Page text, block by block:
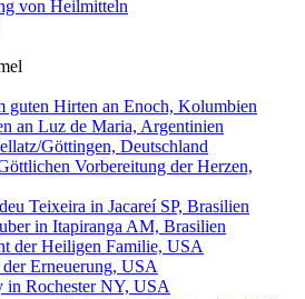
von Heilmitteln
guten Hirten an Enoch, Kolumbien
an Luz de Maria, Argentinien
Göttingen, Deutschland
Vorbereitung der Herzen,
Teixeira in Jacareí SP, Brasilien
in Itapiranga AM, Brasilien
der Heiligen Familie, USA
Erneuerung, USA
in Rochester NY, USA